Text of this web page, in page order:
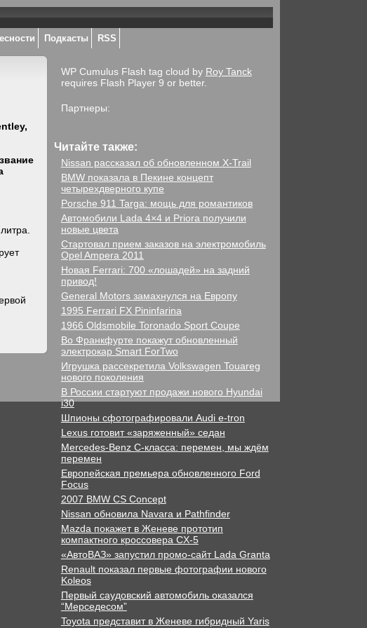
Подкасты RSS
WP Cumulus Flash tag cloud by Roy Tanck
requires Flash Player 9 or better.
Партнеры:
Читайте также:
Nissan рассказал об обновленном X-Trail
BMW показала в Пекине концепт
четырехдверного купе
Porsche 911 Targa: мощь для романтиков
Автомобили Lada 4×4 и Priora получили
новые цвета
Стартовал прием заказов на электромобиль
Opel Ampera 2011
Новая Ferrari: 700 «лошадей» на задний
привод!
General Motors замахнулся на Европу
1995 Ferrari FX Pininfarina
1966 Oldsmobile Toronado Sport Coupe
Во Франкфурте покажут обновленный
электрокар Smart ForTwo
Игрушка рассекретила Volkswagen Touareg
нового поколения
В России стартуют продажи нового Hyundai
i30
Шпионы сфотографировали Audi e-tron
Lexus готовит «заряженный» седан
Mercedes-Benz C-класса: перемен, мы ждём
перемен
Европейская премьера обновленного Ford
Focus
2007 BMW CS Concept
Nissan обновила Navara и Pathfinder
Mazda покажет в Женеве прототип
компактного кроссовера CX-5
«АвтоВАЗ» запустил промо-сайт Lada Granta
Renault показал первые фотографии нового
Koleos
Первый саудовский автомобиль оказался
“Мерседесом”
Toyota представит в Женеве гибридный Yaris